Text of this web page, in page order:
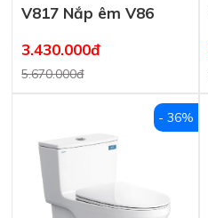
V817 Nắp êm V86
3.430.000đ
5.670.000đ
- 36%